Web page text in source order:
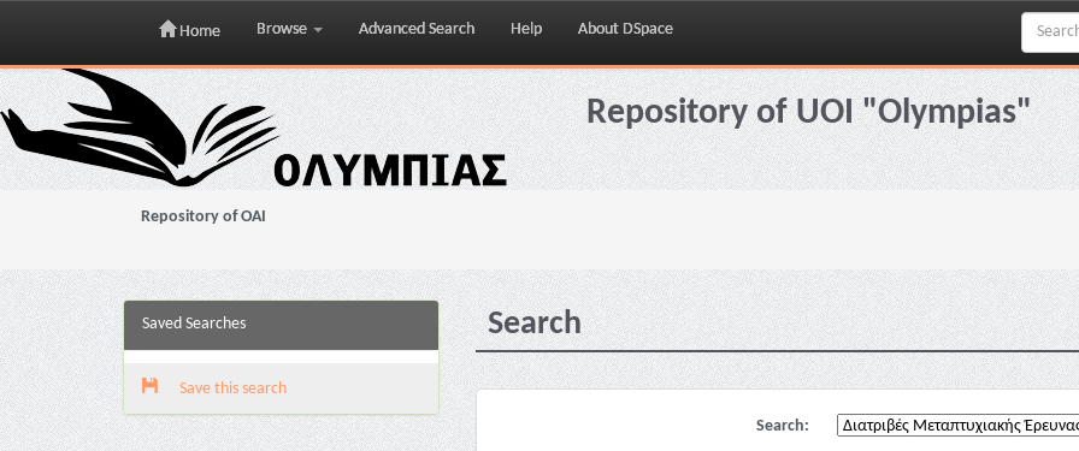
Skip
navigation
Home Browse Advanced Search Help About DSpace
Repository of UOI "Olympias"
Repository of OAI
Saved Searches
Save this search
Search
Search: